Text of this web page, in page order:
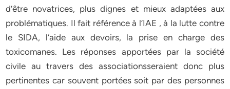
d’être novatrices, plus dignes et mieux adaptées aux
problématiques. Il fait référence à l’IAE , à la lutte contre
le SIDA, l’aide aux devoirs, la prise en charge des
toxicomanes. Les réponses apportées par la société
civile au travers des associationsseraient donc plus
pertinentes car souvent portées soit par des personnes